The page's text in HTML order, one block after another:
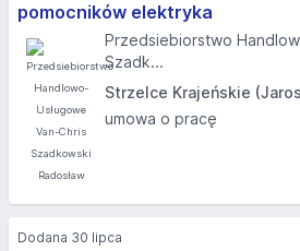
pomocników elektryka
Przedsiebiorstwo
Szadk...
Strzelce Krajeńskie
umowa o pracę
Dodana 30 lipca